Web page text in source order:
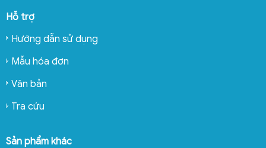
Hỗ trợ
Hướng dẫn sử dụng
Mẫu hóa đơn
Văn bản
Tra cứu
Sản phẩm khác